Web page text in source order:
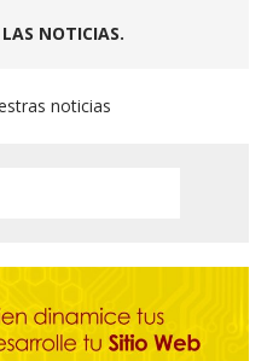
NOTICIAS.
noticias